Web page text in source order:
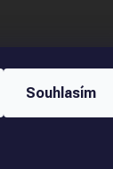
Souhlasím